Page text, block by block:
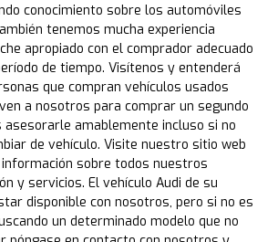
conocimiento sobre los automóviles
tenemos mucha experiencia
apropiado con el comprador adecuado
de tiempo. Visítenos y entenderá
que compran vehículos usados
a nosotros para comprar un segundo
asesorarle amablemente incluso si no
de vehículo. Visite nuestro sitio web
sobre todos nuestros
y servicios. El vehículo Audi de su
disponible con nosotros, pero si no es
un determinado modelo que no